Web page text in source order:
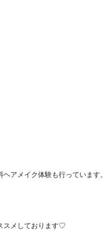
アメイク体験も行っています。
スメしております♡